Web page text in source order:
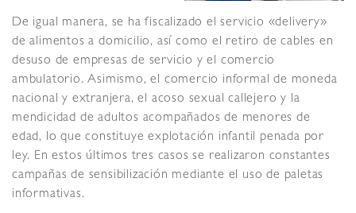
De igual manera, se ha fiscalizado el servicio «delivery»
de alimentos a domicilio, así como el retiro de cables en
desuso de empresas de servicio y el comercio
ambulatorio. Asimismo, el comercio informal de moneda
nacional y extranjera, el acoso sexual callejero y la
mendicidad de adultos acompañados de menores de
edad, lo que constituye explotación infantil penada por
ley. En estos últimos tres casos se realizaron constantes
campañas de sensibilización mediante el uso de paletas
informativas.